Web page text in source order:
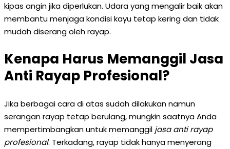
kipas angin jika diperlukan. Udara yang mengalir baik akan
membantu menjaga kondisi kayu tetap kering dan tidak
mudah diserang oleh rayap.
Kenapa Harus Memanggil Jasa
Anti Rayap Profesional?
Jika berbagai cara di atas sudah dilakukan namun
serangan rayap tetap berulang, mungkin saatnya Anda
mempertimbangkan untuk memanggil jasa anti rayap
profesional. Terkadang, rayap tidak hanya menyerang